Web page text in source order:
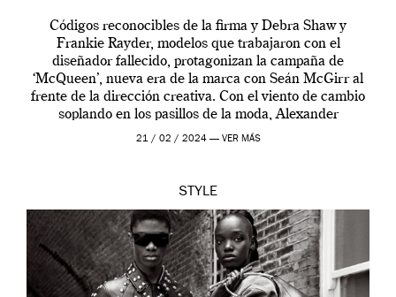
Códigos reconocibles de la firma y Debra Shaw y
Frankie Rayder, modelos que trabajaron con el
diseñador fallecido, protagonizan la campaña de
‘McQueen’, nueva era de la marca con Seán McGirr al
frente de la dirección creativa. Con el viento de cambio
soplando en los pasillos de la moda, Alexander
McQueen se prepara para una […]
21 / 02 / 2024 — VER MÁS
STYLE